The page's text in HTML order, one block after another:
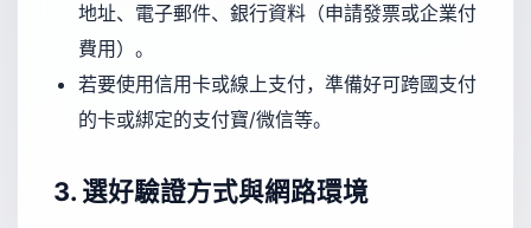
地址、電子郵件、銀行資料（申請發票或企業付
費用）。
若要使用信用卡或線上支付，準備好可跨國支付
的卡或綁定的支付寶/微信等。
3. 選好驗證方式與網路環境